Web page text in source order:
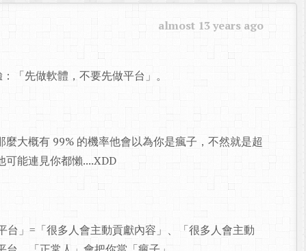
almost 13 years ago
「先做軟體，不要先做平台」。
大概有 99% 的機率他會以為你是瘋子，不然就是超
能連見你都懶....XDD
」=「很多人會主動貢獻內容」、「很多人會主動